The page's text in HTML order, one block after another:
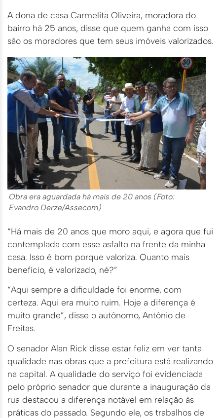
A dona de casa Carmelita Oliveira, moradora do
bairro há 25 anos, disse que quem ganha com isso
são os moradores que tem seus imóveis valorizados.
Obra era aguardada há mais de 20 anos (Foto:
Evandro Derze/Assecom)
“Há mais de 20 anos que moro aqui, e agora que fui
contemplada com esse asfalto na frente da minha
casa. Isso é bom porque valoriza. Quanto mais
benefício, é valorizado, né?”
“Aqui sempre a dificuldade foi enorme, com
certeza. Aqui era muito ruim. Hoje a diferença é
muito grande”, disse o autônomo, Antônio de
Freitas.
O senador Alan Rick disse estar feliz em ver tanta
qualidade nas obras que a prefeitura está realizando
na capital. A qualidade do serviço foi evidenciada
pelo próprio senador que durante a inauguração da
rua destacou a diferença notável em relação às
práticas do passado. Segundo ele, os trabalhos de